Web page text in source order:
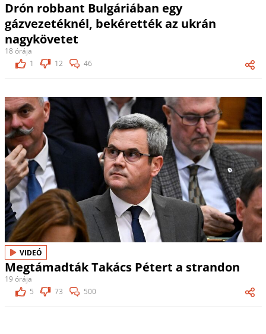
Drón robbant Bulgáriában egy
gázvezetéknél, bekérették az ukrán
nagykövetet
18 órája
1
12 46
VIDEÓ
Megtámadták Takács Pétert a strandon
19 órája
5
73 500